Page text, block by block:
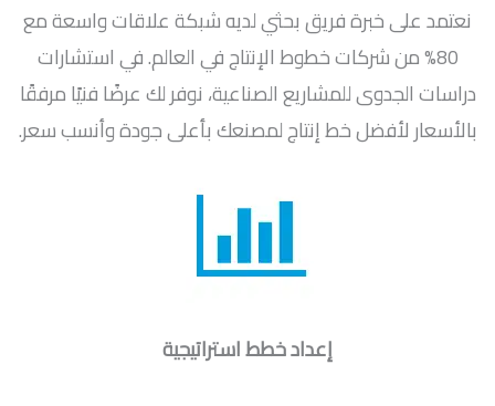
نعتمد على خبرة فريق بحثي لديه شبكة علاقات واسعة مع
80% من شركات خطوط الإنتاج في العالم. في استشارات
دراسات الجدوى للمشاريع الصناعية، نوفر لك عرضًا فنيًا مرفقًا
بالأسعار لأفضل خط إنتاج لمصنعك بأعلى جودة وأنسب سعر.
إعداد خطط استراتيجية